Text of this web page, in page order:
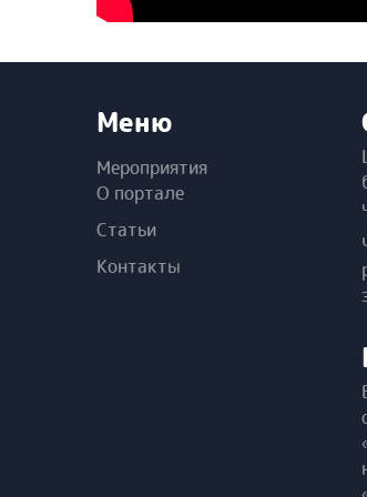
Меню
Мероприятия
О портале
Статьи
Контакты